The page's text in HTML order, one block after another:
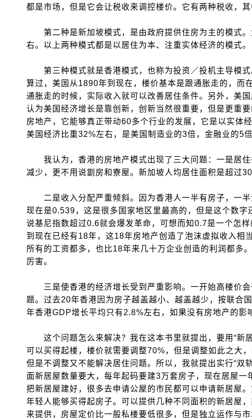
都是市场，但是它会让税收来调控楼价。它有两种税收，
第二种是新加坡模式，是由政府提供住房为主的模式。
右。以上两种模式都是以居住为本、注重实体经济的模式。
第三种模式就是香港模式，也称为投资／投机主导模式
算过，美国从1890年到现在，楼价基本是跟通胀走的，而
通胀走的时候，实际收入就可以改善居住条件。另外，美
认为美国经济增长是靠创新，创新当然很重要，但是更重
房地产，它能够真正带动60多个行业的发展，它是以实体
美国经济比重32%左右，是美国制造业的3倍，金融业的5倍
我认为，香港的房地产模式出现了三大问题：一是居住
减少，更不用说劏房和寮屋。新加坡人均居住面积是超过
二是收入分配严重倾斜。因为香港人一半有房子，一半
现在是0.539，这是很多国家地区里最高的，但是这个数
说基尼指数超过0.6就会爆发革命，可想而知0.7是一个怎
到现在已经有18年，这18年房地产创造了泡沫虚拟收入
所有的工资都多，也比18年来几十万企业创造的利润都多
厉害。
三是使香港的经济增长受到严重影响。一开始高楼价会
题。过去20年香港因为房子越盖越小、越盖越少，按联合
年香港GDP增长平均只有2.8%左右，如果没有房地产的影
这个问题怎么来解决？我在这本书里就提出，要用“新
可以买得起楼，楼价就需要调整70%，但是调整如此之大
但是不调整又不能解决居住问题。所以，我就提出实行“双
面新居屋数量要大，每年起码要建3万套房子，现在居屋
把新居屋建好，很多去申请公屋的市民都可以申请新居屋
年轻人能够买得起房子。可以提供几种不同面积的新居屋
来提供，房屋定价比一般私楼要低很多，但是独立运作与